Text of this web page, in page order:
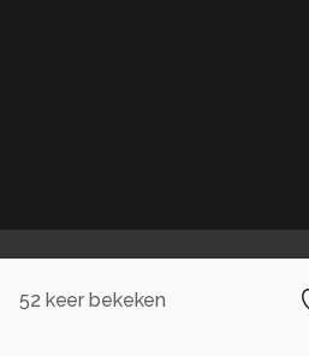
52 keer bekeken